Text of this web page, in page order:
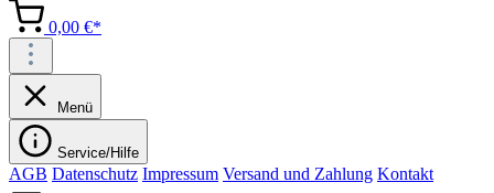
0,00 €*
Menü
Service/Hilfe
AGB Datenschutz Impressum Versand und Zahlung Kontakt